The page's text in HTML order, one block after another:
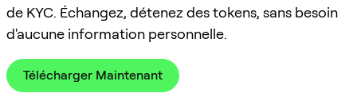
de KYC. Échangez, détenez des tokens, sans besoin
d'aucune information personnelle.
Télécharger Maintenant